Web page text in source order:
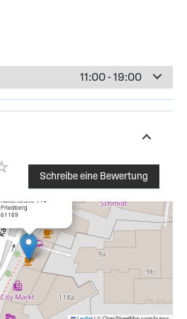
11:00 - 19:00
Schreibe eine Bewertung
Kaiserstraße 114
Friedberg
61169
×